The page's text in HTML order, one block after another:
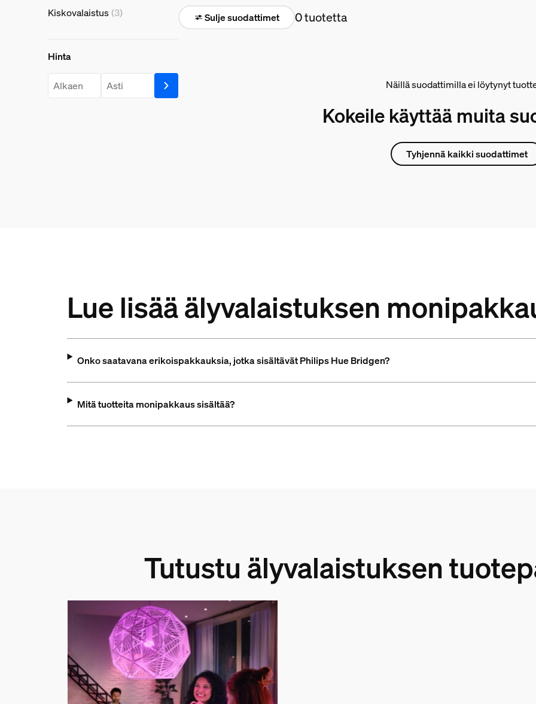
Kiskovalaistus (3)
Hinta
Hinta
price.from.label price.to.label
Sulje suodattimet 0 tuotetta
Näillä suodattimilla ei löytynyt
Kokeile käyttää muita
Tyhjennä kaikki suodattimet
Lue lisää älyvalaistuksen
Onko saatavana erikoispakkauksia, jotka sisältävät Philips Hue Bridgen?
Mitä tuotteita monipakkaus sisältää?
Tutustu älyvalaistuksen